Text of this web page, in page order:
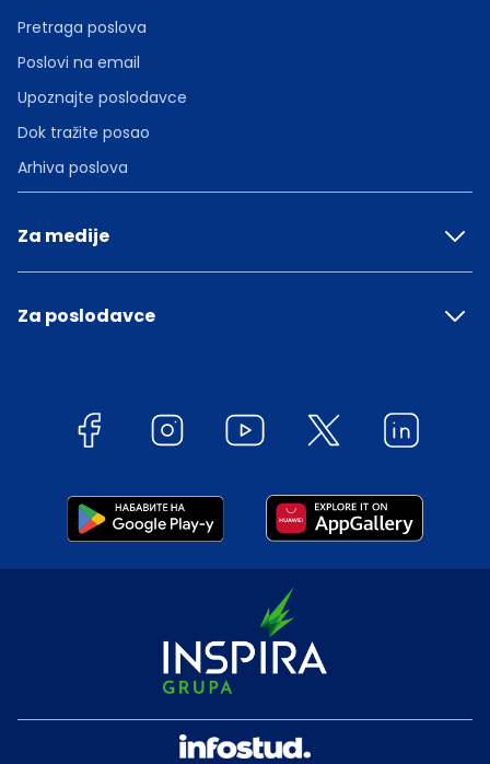
Pretraga poslova
Poslovi na email
Upoznajte poslodavce
Dok tražite posao
Arhiva poslova
Za medije
Za poslodavce